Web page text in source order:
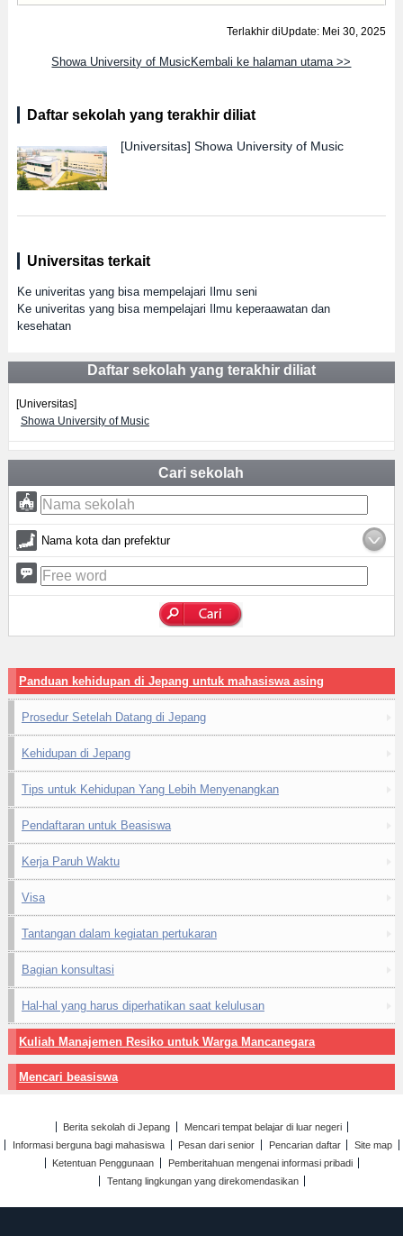
Terlakhir diUpdate: Mei 30, 2025
Showa University of MusicKembali ke halaman utama >>
Daftar sekolah yang terakhir diliat
[Universitas] Showa University of Music
Universitas terkait
Ke univeritas yang bisa mempelajari Ilmu seni
Ke univeritas yang bisa mempelajari Ilmu keperaawatan dan
kesehatan
Daftar sekolah yang terakhir diliat
[Universitas]
Showa University of Music
Cari sekolah
Nama kota dan prefektur
Panduan kehidupan di Jepang untuk mahasiswa asing
Prosedur Setelah Datang di Jepang
Kehidupan di Jepang
Tips untuk Kehidupan Yang Lebih Menyenangkan
Pendaftaran untuk Beasiswa
Kerja Paruh Waktu
Visa
Tantangan dalam kegiatan pertukaran
Bagian konsultasi
Hal-hal yang harus diperhatikan saat kelulusan
Kuliah Manajemen Resiko untuk Warga Mancanegara
Mencari beasiswa
Berita sekolah di Jepang
Mencari tempat belajar di luar negeri
Informasi berguna bagi mahasiswa
Pesan dari senior Pencarian daftar
Site map
Ketentuan Penggunaan
Pemberitahuan mengenai informasi pribadi
Tentang lingkungan yang direkomendasikan